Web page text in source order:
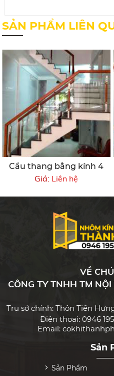
SẢN PHẨM LIÊN
Cầu thang bằng kính 4
Giá: Liên hệ
VỀ
CÔNG TY TNHH TM
Trụ sở chính: Thôn Tiến
Điện thoại: 0946
Email:
Sản
Sản Phẩm